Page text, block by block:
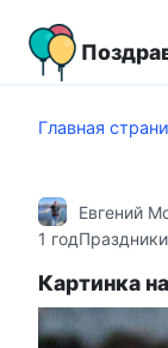
контенту
Главная
Евгений
1 годПраздники
Картинка